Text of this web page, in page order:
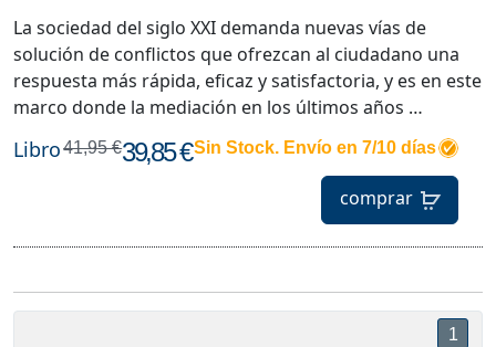
Libro41,95 €39,85 €Sin Stock. Envío en 7/10 días
comprar
La sociedad del siglo XXI demanda nuevas vías de
solución de conflictos que ofrezcan al ciudadano una
respuesta más rápida, eficaz y satisfactoria, y es en este
marco donde la mediación en los últimos años …
1